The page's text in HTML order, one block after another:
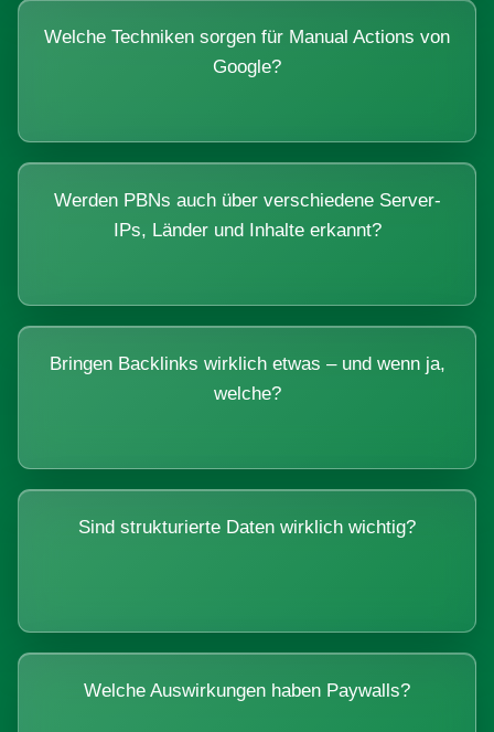
Welche Techniken sorgen für Manual Actions von
Google?
Werden PBNs auch über verschiedene Server-
IPs, Länder und Inhalte erkannt?
Bringen Backlinks wirklich etwas – und wenn ja,
welche?
Sind strukturierte Daten wirklich wichtig?
Welche Auswirkungen haben Paywalls?